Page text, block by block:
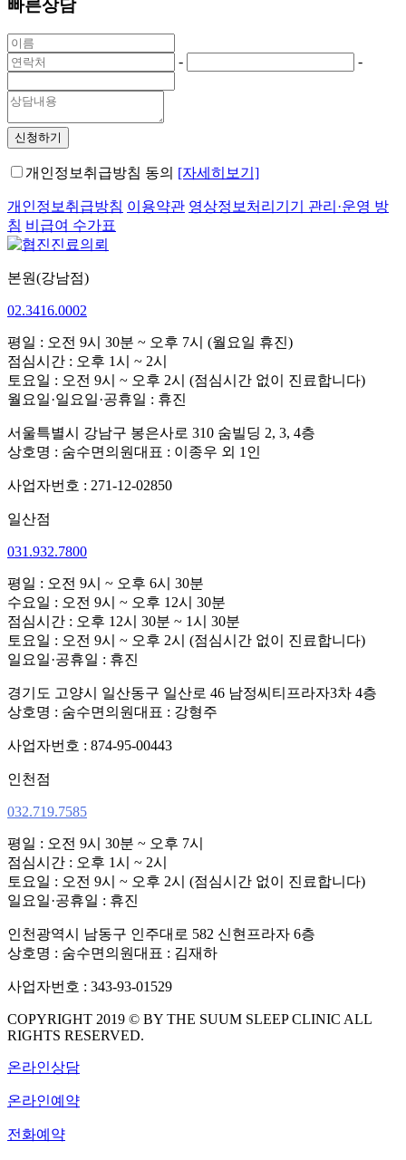
빠른상담
- -
신청하기
개인정보취급방침 동의 [자세히보기]
개인정보취급방침 이용약관 영상정보처리기기 관리·운영 방
침 비급여 수가표
본원(강남점)
02.3416.0002
평일 : 오전 9시 30분 ~ 오후 7시 (월요일 휴진)
점심시간 : 오후 1시 ~ 2시
토요일 : 오전 9시 ~ 오후 2시 (점심시간 없이 진료합니다)
월요일·일요일·공휴일 : 휴진
서울특별시 강남구 봉은사로 310 숨빌딩 2, 3, 4층
상호명 : 숨수면의원대표 : 이종우 외 1인
사업자번호 : 271-12-02850
일산점
031.932.7800
평일 : 오전 9시 ~ 오후 6시 30분
수요일 : 오전 9시 ~ 오후 12시 30분
점심시간 : 오후 12시 30분 ~ 1시 30분
토요일 : 오전 9시 ~ 오후 2시 (점심시간 없이 진료합니다)
일요일·공휴일 : 휴진
경기도 고양시 일산동구 일산로 46 남정씨티프라자3차 4층
상호명 : 숨수면의원대표 : 강형주
사업자번호 : 874-95-00443
인천점
032.719.7585
평일 : 오전 9시 30분 ~ 오후 7시
점심시간 : 오후 1시 ~ 2시
토요일 : 오전 9시 ~ 오후 2시 (점심시간 없이 진료합니다)
일요일·공휴일 : 휴진
인천광역시 남동구 인주대로 582 신현프라자 6층
상호명 : 숨수면의원대표 : 김재하
사업자번호 : 343-93-01529
COPYRIGHT 2019 © BY THE SUUM SLEEP CLINIC ALL
RIGHTS RESERVED.
온라인상담
온라인예약
전화예약